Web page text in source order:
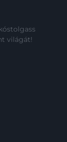
világát!